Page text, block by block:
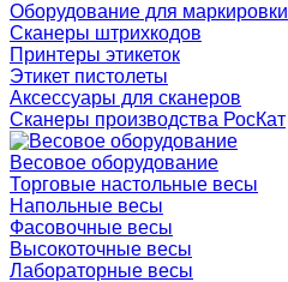
Оборудование для маркировки
Сканеры штрихкодов
Принтеры этикеток
Этикет пистолеты
Аксессуары для сканеров
Сканеры производства РосКат
Весовое оборудование
Торговые настольные весы
Напольные весы
Фасовочные весы
Высокоточные весы
Лабораторные весы